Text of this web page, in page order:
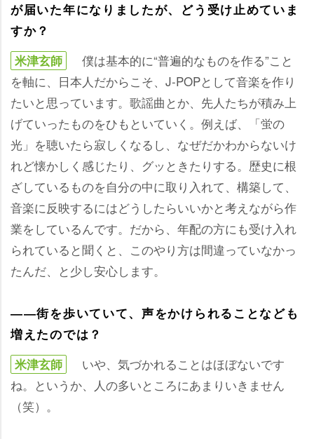
が届いた年になりましたが、どう受け止めていま
すか？
米津玄師
僕は基本的に“普遍的なものを作る”こと
を軸に、日本人だからこそ、J-POPとして音楽を作り
たいと思っています。歌謡曲とか、先人たちが積み上
げていったものをひもといていく。例えば、「蛍の
光」を聴いたら寂しくなるし、なぜだかわからないけ
れど懐かしく感じたり、グッときたりする。歴史に根
ざしているものを自分の中に取り入れて、構築して、
音楽に反映するにはどうしたらいいかと考えながら作
業をしているんです。だから、年配の方にも受け入れ
られていると聞くと、このやり方は間違っていなかっ
たんだ、と少し安心します。
――街を歩いていて、声をかけられることなども
増えたのでは？
米津玄師
いや、気づかれることはほぼないです
ね。というか、人の多いところにあまりいきません
（笑）。